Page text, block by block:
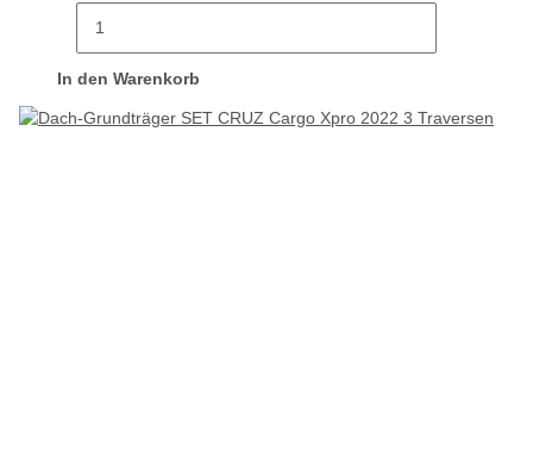
In den Warenkorb